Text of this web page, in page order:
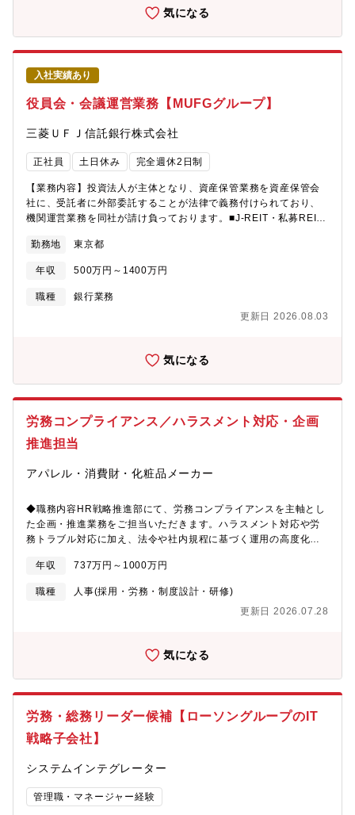
環境です。※OJTでの教育を行いますので、未経験でもご応募可
能です。（具体的な業務一例）・グループ全体のリスク・ガバナ
ンス管理体制の構築と運営（メインミッション）・会社経営層の
サポート （経営会議／取締役会／株主総会の運営）・株主とのリ
レーション構築・グループ横断でのコーポレート機能設計など
【将来的な業務期待】ご入社後は、コーポレートガバナンス業務
を始めとして、内部統制・内部監査・安全防災といった会社の基
盤となるような組織で活躍いただき、将来はGr会社の管理などの
組織を束ねるリーダーになることを期待しています。【配属部
署】リスクマネジメント部 - リスク・ガバナンス管理課※国内外
問わず、グループ全体での活動支援を領域とします。【部署概
要】2022年8月にブリヂストンから独立以降、アーケムはグルー
プ全体のリスク統制統括の立場から、ERM（Enterprise Risk
Management）を推進し、グローバル全体のあらゆるリスクを網
羅的に把握し、会社として取り組むべきリスクの洗い出しを実施
のみ ※現在、課員は管理職（＝課長）のみのため、組織増強へ
年中に増員を予定しております。【働き方】〇残業：30～40時間
／月程度〇休日出勤：基本的に無し〇在宅勤務：原則出社となり
気になる
入社実績あり
役員会・会議運営業務【MUFGグループ】
三菱ＵＦＪ信託銀行株式会社
正社員 土日休み 完全週休2日制
【業務内容】投資法人が主体となり、資産保管業務を資産保管会
社に、受託者に外部委託することが法律で義務付けられており、
機関運営業務を同社が請け負っております。■J-REIT・私募REIT
内容】■担当企業数：3～4社程度/主担当1名・副担当2名■投資法
人役員会の運営サポート・毎月の役員会の議事録作成・投資主総
会の運営（2年間に1度ございます）・コンサルティング（法制度
変更時の対応・投資主の質問に対しての相談等）■新規REIT立ち
ームに分かれています）機関運営業務チーム7名（男6/女１）50代
としてキャッチアップからスタートいただきます。ゆくゆくは主
担当としてREIT運営担当として従事いただきます。【働き方】・
在宅ワーク/出社必須ではございません。（週4回以上在宅の方も
いる）・フレックス/業務中抜け可能→業務に支障のない限り、
個々人のスタイルで就業いただける環境です。
勤務地 東京都
年収 500万円～1400万円
職種
銀行業務
更新日 2026.08.03
気になる
労務コンプライアンス／ハラスメント対応・企画
推進担当
アパレル・消費財・化粧品メーカー
◆職務内容HR戦略推進部にて、労務コンプライアンスを主軸とし
た企画・推進業務をご担当いただきます。ハラスメント対応や労
務トラブル対応に加え、法令や社内規程に基づく運用の高度化、
づくりを推進いただくポジションです。個別事案への対応だけで
なく、再発防止や予防施策の企画、組織全体への浸透まで一気通
貫で関わることができます。＜主な業務内容＞・ハラスメント防
止および労働時間管理に関する教育・研修の企画、運営・ハラス
く運用・管理、改善提案・懲戒関連事務局の運営支援および再発
◆採用背景について組織運営における労務コンプライアンス機能
ル対応を担う領域では、体制面の強化に加え、将来を見据えた組
織構成の最適化が課題となっています。継続的かつ安定的に対応
を有する中堅人材を採用し、組織基盤の強化を進めていきたいと
ンス領域の実務を通じて、ハラスメント対応、法令・規程運用、
年収 737万円～1000万円
職種
人事(採用・労務・制度設計・研修)
更新日 2026.07.28
気になる
労務・総務リーダー候補【ローソングループのIT
戦略子会社】
システムインテグレーター
管理職・マネージャー経験